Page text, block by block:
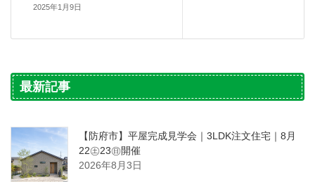
2025年1月9日
最新記事
【防府市】平屋完成見学会｜3LDK注文住宅｜8月
22㊏23㊐開催
2026年8月3日